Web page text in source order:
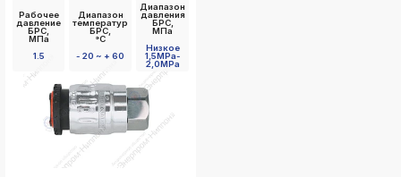
Рабочее
давление
БРС,
МПа
1.5
Диапазон
температур
БРС,
°C
- 20 ~ + 60
Диапазон
давления
БРС,
МПа
Низкое
1,5MPa-
2,0MPa